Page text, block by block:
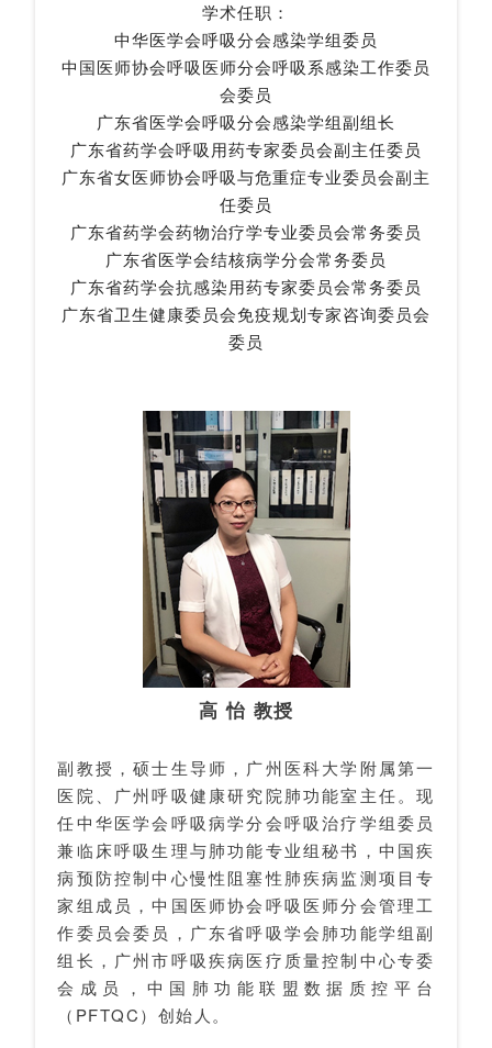
学术任职：
中华医学会呼吸分会感染学组委员
中国医师协会呼吸医师分会呼吸系感染工作委员
会委员
广东省医学会呼吸分会感染学组副组长
广东省药学会呼吸用药专家委员会副主任委员
广东省女医师协会呼吸与危重症专业委员会副主
任委员
广东省药学会药物治疗学专业委员会常务委员
广东省医学会结核病学分会常务委员
广东省药学会抗感染用药专家委员会常务委员
广东省卫生健康委员会免疫规划专家咨询委员会
委员
高 怡 教授
副教授，硕士生导师，广州医科大学附属第一
医院、广州呼吸健康研究院肺功能室主任。现
任中华医学会呼吸病学分会呼吸治疗学组委员
兼临床呼吸生理与肺功能专业组秘书，中国疾
病预防控制中心慢性阻塞性肺疾病监测项目专
家组成员，中国医师协会呼吸医师分会管理工
作委员会委员，广东省呼吸学会肺功能学组副
组长，广州市呼吸疾病医疗质量控制中心专委
会成员，中国肺功能联盟数据质控平台
（PFTQC）创始人。